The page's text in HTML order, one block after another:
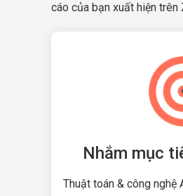
cáo của bạn xuất hiện
Nhắm mục
Thuật toán & công nghệ